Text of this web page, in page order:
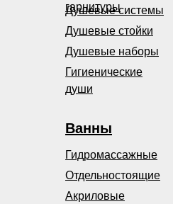
гарнитуры
Душевые системы
Гигиенические
души
Ванны
Душевые стойки
Душевые наборы
Гидромассажные
Акриловые
Отдельностоящие